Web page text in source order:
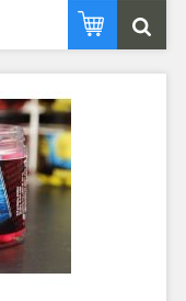
okolnostech. V
vysoké aktivitě ryb a teplé
z vody ještě dostatečně
kapři.
nástrah všech, co si
nástrahy, které
rybářů!
vodě
do vody
závodech
zprávnou pro vaši vodu